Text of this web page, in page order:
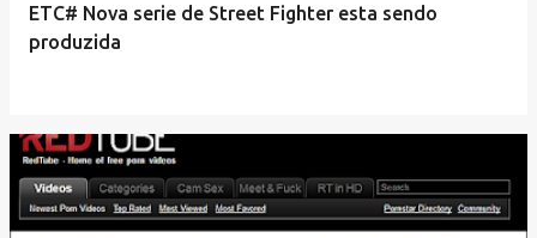
ETC# Nova serie de Street Fighter esta sendo
produzida